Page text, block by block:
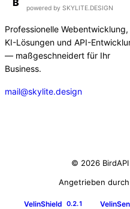
powered by SKYLITE.DESIGN
Professionelle Webentwicklung,
KI-Lösungen und API-
— maßgeschneidert für Ihr
Business.
mail@skylite.design
© 2026 BirdAPI
Angetrieben
VelinShield 0.2.1